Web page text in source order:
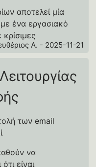
αποτελεί μία
με ένα εργασιακό
σε projects, τα
γνώσεις.
ως εθελοντές
επίσημο
στο τμήμα και
Α. - 2025-11-21
των email
να
είναι